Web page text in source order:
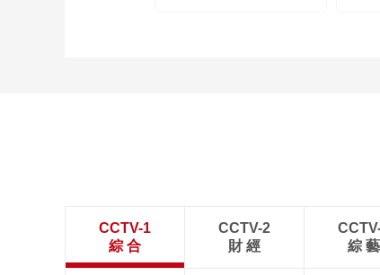
CCTV-1
綜 合
CCTV-2
財 經
綜 藝